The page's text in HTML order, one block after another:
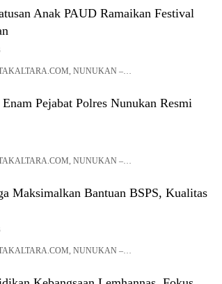
Anak PAUD Ramaikan Festival
NUNUKAN –…
Pejabat Polres Nunukan Resmi
NUNUKAN –…
Maksimalkan Bantuan BSPS, Kualitas
NUNUKAN –…